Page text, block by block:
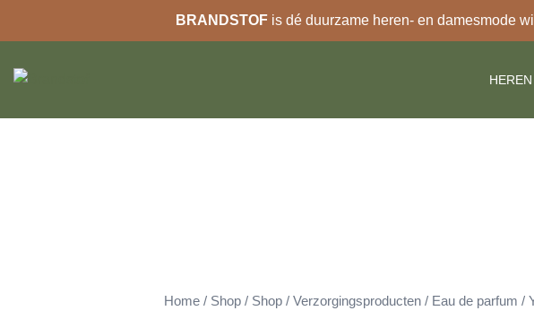
BRANDSTOFis dé duurzame heren- en damesmode
naar
inhoud
HEREN
Home / Shop / Shop / Verzorgingsproducten / Eau de parfum /